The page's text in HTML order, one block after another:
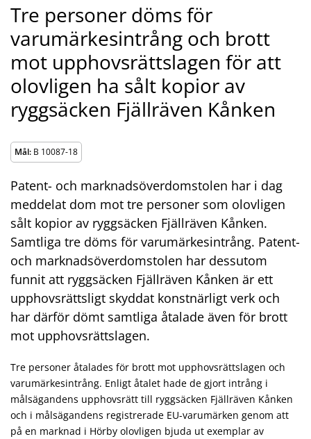
Tre personer döms för
varumärkesintrång och brott
mot upphovsrättslagen för att
olovligen ha sålt kopior av
ryggsäcken Fjällräven Kånken
Mål: B 10087-18
Patent- och marknadsöverdomstolen har i dag
meddelat dom mot tre personer som olovligen
sålt kopior av ryggsäcken Fjällräven Kånken.
Samtliga tre döms för varumärkesintrång. Patent-
och marknadsöverdomstolen har dessutom
funnit att ryggsäcken Fjällräven Kånken är ett
upphovsrättsligt skyddat konstnärligt verk och
har därför dömt samtliga åtalade även för brott
mot upphovsrättslagen.
Tre personer åtalades för brott mot upphovsrättslagen och
varumärkesintrång. Enligt åtalet hade de gjort intrång i
målsägandens upphovsrätt till ryggsäcken Fjällräven Kånken
och i målsägandens registrerade EU-varumärken genom att
på en marknad i Hörby olovligen bjuda ut exemplar av